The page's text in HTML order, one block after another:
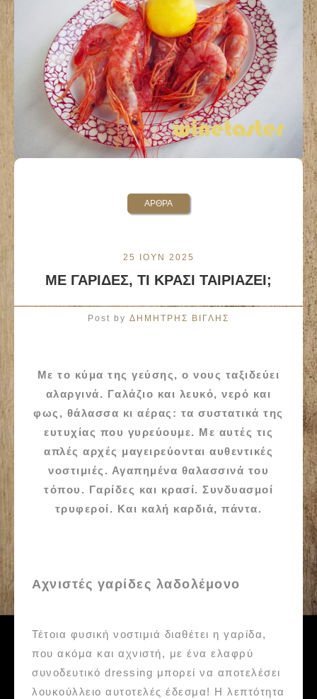
ΑΡΘΡΑ
25 ΙΟΥΝ 2025
ΜΕ ΓΑΡΙΔΕΣ, ΤΙ ΚΡΑΣΙ ΤΑΙΡΙΑΖΕΙ;
Post by ΔΗΜΗΤΡΗΣ ΒΙΓΛΗΣ
Με το κύμα της γεύσης, ο νους ταξιδεύει
αλαργινά. Γαλάζιο και λευκό, νερό και
φως, θάλασσα κι αέρας: τα συστατικά της
ευτυχίας που γυρεύουμε. Με αυτές τις
απλές αρχές μαγειρεύονται αυθεντικές
νοστιμιές . Αγαπημένα θαλασσινά του
τόπου. Γαρίδες και κρασί. Συνδυασμοί
τρυφεροί. Και καλή καρδιά, πάντα.
Αχνιστές γαρίδες λαδολέμονο
Τέτοια φυσική νοστιμιά διαθέτει η γαρίδα,
που ακόμα και αχνιστή, με ένα ελαφρύ
συνοδευτικό dressing μπορεί να αποτελέσει
λουκούλλειο αυτοτελές έδεσμα! Η λεπτότητα